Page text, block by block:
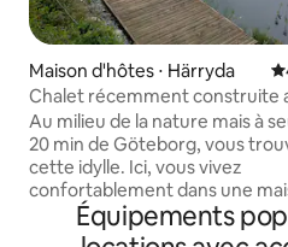
Maison d'hôtes ⋅ Härryda
Chalet récemment construite
sauna, bain à remous et
Au milieu de la nature mais à
20 min de Göteborg, vous
cette idylle. Ici, vous vivez
confortablement dans une
d'hôtes neuve avec cheminée,
feu de bois et baignoire. La
Équipements